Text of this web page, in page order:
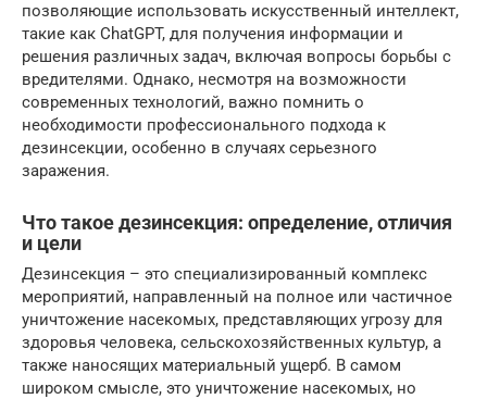
позволяющие использовать искусственный интеллект,
такие как ChatGPT, для получения информации и
решения различных задач, включая вопросы борьбы с
вредителями. Однако, несмотря на возможности
современных технологий, важно помнить о
необходимости профессионального подхода к
дезинсекции, особенно в случаях серьезного
заражения.
Что такое дезинсекция: определение, отличия
и цели
Дезинсекция – это специализированный комплекс
мероприятий, направленный на полное или частичное
уничтожение насекомых, представляющих угрозу для
здоровья человека, сельскохозяйственных культур, а
также наносящих материальный ущерб. В самом
широком смысле, это уничтожение насекомых, но